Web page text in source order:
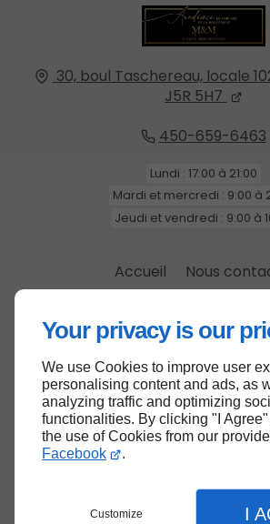
Your privacy is our
We use Cookies to improve user
personalising content and ads, as
analyzing traffic and optimizing
functionalities. By clicking "I
the use of Cookies from our
Facebook
.
Customize I
30, boul Taschereau, locale
J5R 5H7
450-659-6463
Lundi : 17:00 à 21:00
Mardi et mercredi : 9:00 à
Jeudi et vendredi : 9:00 à
Accueil
Nous